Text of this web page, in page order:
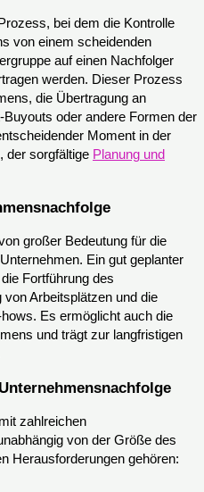
bei dem die Kontrolle
von einem scheidenden
auf einen Nachfolger
werden. Dieser Prozess
die Übertragung an
oder andere Formen der
Moment in der
der sorgfältige Planung und
großer Bedeutung für die
Ein gut geplanter
Fortführung des
Arbeitsplätzen und die
Es ermöglicht auch die
und trägt zur langfristigen
zahlreichen
von der Größe des
Herausforderungen gehören: